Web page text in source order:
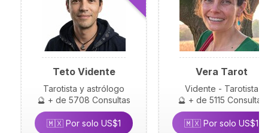
Teto Vidente
Tarotista y astrólogo
🔮 + de 5708 Consultas
🇲🇽 Por solo US$1
Vera Tarot
Vidente - Tarotista
🔮 + de 5115 Consultas
🇲🇽 Por solo US$1